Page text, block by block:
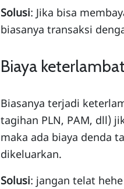
Solusi: Jika bisa
biasanya transaksi
Biaya
Biasanya terjadi
tagihan PLN, PAM, dll)
maka ada biaya denda
dikeluarkan.
Solusi: jangan telat hehe